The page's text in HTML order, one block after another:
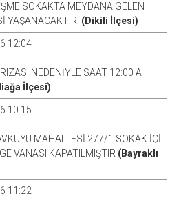
SOKAKTA MEYDANA GELEN
YAŞANACAKTIR. (Dikili İlçesi)
12:04
NEDENİYLE SAAT 12:00 A
İlçesi)
10:15
MAHALLESİ 277/1 SOKAK İÇİ
VANASI KAPATILMIŞTIR (Bayraklı
11:22